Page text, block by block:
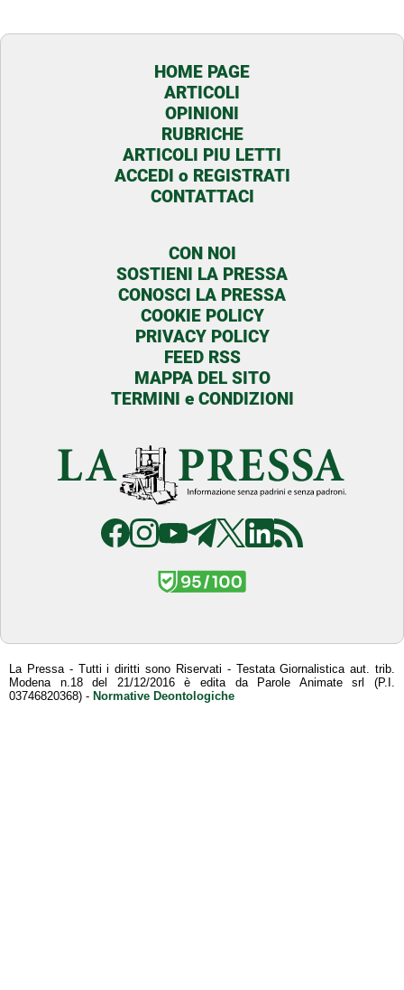
HOME PAGE
ARTICOLI
OPINIONI
RUBRICHE
ARTICOLI PIU LETTI
ACCEDI o REGISTRATI
CONTATTACI
CON NOI
SOSTIENI LA PRESSA
CONOSCI LA PRESSA
COOKIE POLICY
PRIVACY POLICY
FEED RSS
MAPPA DEL SITO
TERMINI e CONDIZIONI
La Pressa - Tutti i diritti sono Riservati - Testata Giornalistica aut. trib.
Modena n.18 del 21/12/2016 è edita da Parole Animate srl (P.I.
03746820368) - Normative Deontologiche